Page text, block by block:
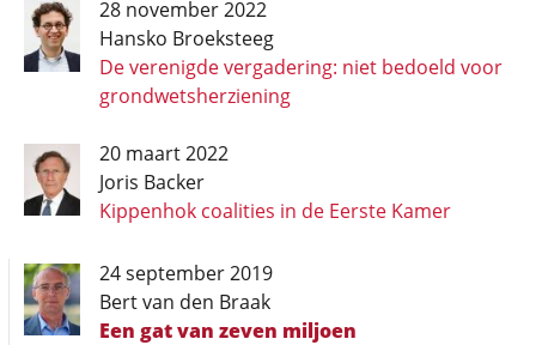
28 november 2022
Hansko Broeksteeg
De verenigde vergadering: niet bedoeld voor
grondwetsherziening
20 maart 2022
Joris Backer
Kippenhok coalities in de Eerste Kamer
24 september 2019
Bert van den Braak
Een gat van zeven miljoen